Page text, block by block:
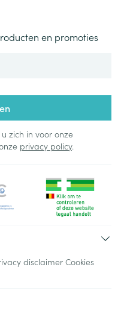
en promoties
zich in voor onze
privacy policy.
disclaimer Cookies